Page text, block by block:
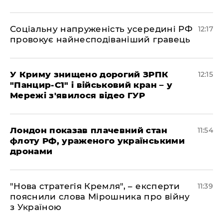
Соціальну напруженість усередині РФ
провокує найнесподіваніший гравець
12:17
У Криму знищено дорогий ЗРПК
"Панцир-С1" і військовий кран – у
Мережі з'явилося відео ГУР
12:15
Лондон показав плачевний стан
флоту РФ, ураженого українськими
дронами
11:54
"Нова стратегія Кремля", – експерти
пояснили слова Мірошника про війну
з Україною
11:39